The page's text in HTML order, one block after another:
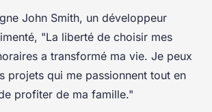
John Smith, un développeur
"La liberté de choisir mes
a transformé ma vie. Je peux
projets qui me passionnent tout en
profiter de ma famille."